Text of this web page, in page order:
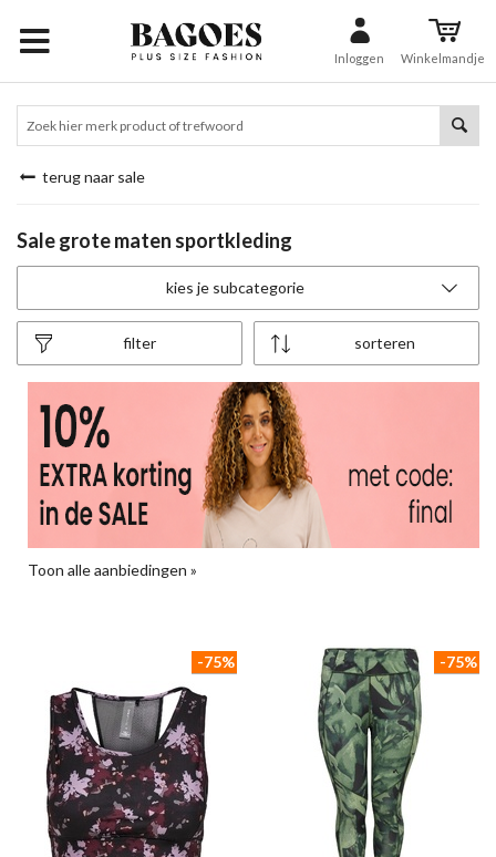
Inloggen Winkelmandje
terug naar sale
Sale grote maten sportkleding
kies je subcategorie
sorteren
filter
Toon alle aanbiedingen »
-75% -75%